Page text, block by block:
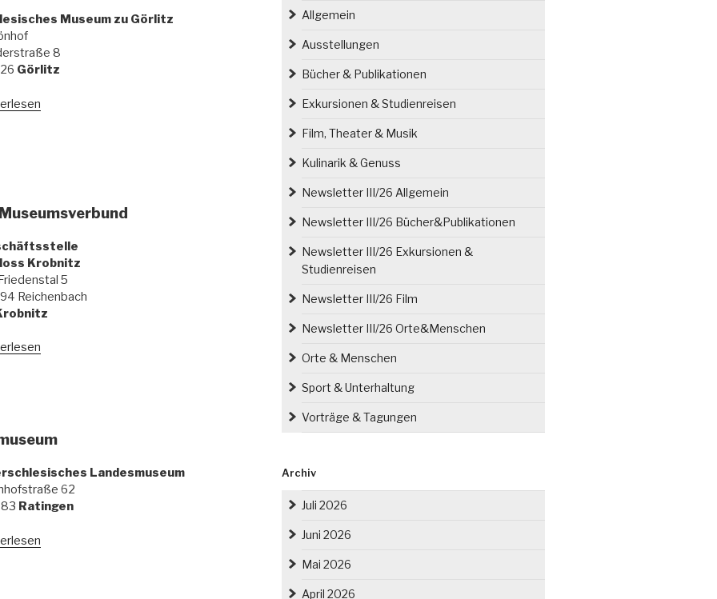
Museum zu Görlitz
8
Görlitz
Krobnitz
5
Reichenbach
Landesmuseum
62
Ratingen
Allgemein
Ausstellungen
Bücher & Publikationen
Exkursionen & Studienreisen
Film, Theater & Musik
Kulinarik & Genuss
Newsletter III/26 Allgemein
Newsletter III/26 Bücher&Publikationen
Newsletter III/26 Exkursionen &
Studienreisen
Newsletter III/26 Film
Newsletter III/26 Orte&Menschen
Orte & Menschen
Sport & Unterhaltung
Vorträge & Tagungen
Archiv
Juli 2026
Juni 2026
Mai 2026
April 2026